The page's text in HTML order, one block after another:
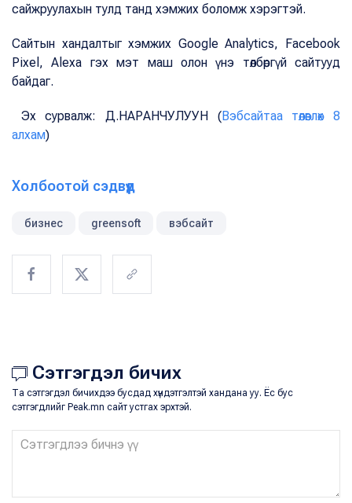
сайжруулахын тулд танд хэмжих боломж хэрэгтэй.
Сайтын хандалтыг хэмжих Google Analytics, Facebook
Pixel, Alexa гэх мэт маш олон үнэ төлбөргүй сайтууд
байдаг.
Эх сурвалж: Д.НАРАНЧУЛУУН (Вэбсайтаа төлөвлөх 8
алхам)
Холбоотой сэдвүүд
бизнес greensoft вэбсайт
Сэтгэгдэл бичих
Та сэтгэгдэл бичихдээ бусдад хүндэтгэлтэй хандана уу. Ёс бус
сэтгэгдлийг Peak.mn сайт устгах эрхтэй.